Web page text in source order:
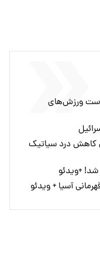
است ورزش‌های
کاهش درد سیاتیک
شد! +ویدئو
آسیا + ویدئو